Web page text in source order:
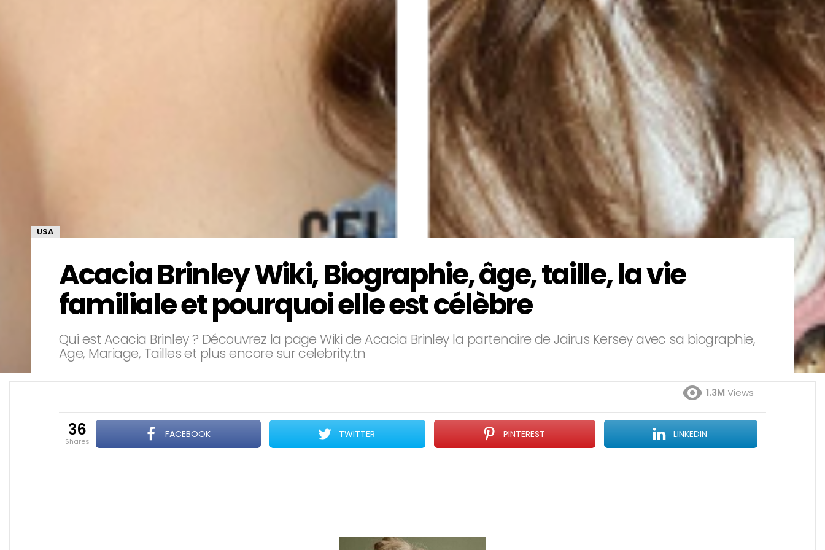
USA
Acacia Brinley Wiki, Biographie, âge, taille, la vie
familiale et pourquoi elle est célèbre
Qui est Acacia Brinley ? Découvrez la page Wiki de Acacia Brinley la partenaire de Jairus Kersey avec sa biographie,
Age, Mariage, Tailles et plus encore sur celebrity.tn
1.3M Views
36
shares
FACEBOOK TWITTER PINTEREST LINKEDIN